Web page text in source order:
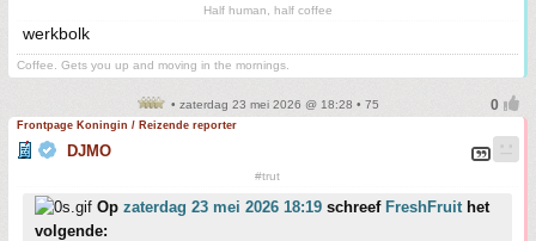
Half human, half coffee
werkbolk
Coffee. Gets you up and moving in the mornings.
• zaterdag 23 mei 2026 @ 18:28 • 75
Frontpage Koningin / Reizende reporter
DJMO
#trut
Op zaterdag 23 mei 2026 18:19 schreef FreshFruithet
volgende: